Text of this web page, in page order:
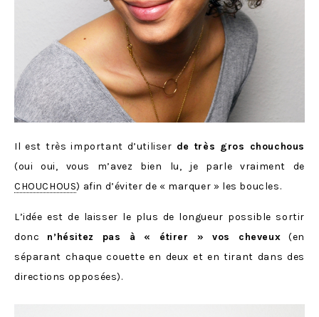
Il est très important d’utiliser de très gros chouchous
(oui oui, vous m’avez bien lu, je parle vraiment de
CHOUCHOUS) afin d’éviter de « marquer » les boucles.
L’idée est de laisser le plus de longueur possible sortir
donc n’hésitez pas à « étirer » vos cheveux (en
séparant chaque couette en deux et en tirant dans des
directions opposées).